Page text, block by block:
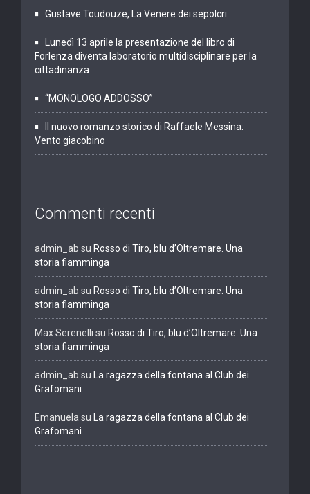
Gustave Toudouze, La Venere dei sepolcri
Lunedì 13 aprile la presentazione del libro di
Forlenza diventa laboratorio multidisciplinare per la
cittadinanza
“MONOLOGO ADDOSSO”
Il nuovo romanzo storico di Raffaele Messina:
Vento giacobino
Commenti recenti
admin_ab su Rosso di Tiro, blu d’Oltremare. Una
storia fiamminga
admin_ab su Rosso di Tiro, blu d’Oltremare. Una
storia fiamminga
Max Serenelli su Rosso di Tiro, blu d’Oltremare. Una
storia fiamminga
admin_ab su
La ragazza della fontana al Club dei
Grafomani
Emanuela su
La ragazza della fontana al Club dei
Grafomani